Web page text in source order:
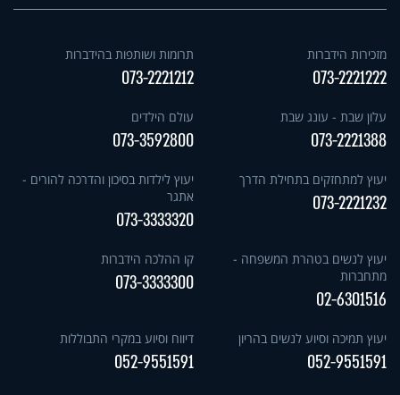
מזכירות הידברות
073-2221222
תרומות ושותפות בהידברות
073-2221212
עלון שבת - עונג שבת
073-2221388
עולם הילדים
073-3592800
יעוץ למתחזקים בתחילת הדרך
073-2221232
יעוץ לילדות בסיכון והדרכה להורים -
אתגר
073-3333320
יעוץ לנשים בטהרת המשפחה -
מתחברות
02-6301516
קו ההלכה הידברות
073-3333300
יעוץ תמיכה וסיוע לנשים בהריון
052-9551591
דיווח וסיוע במקרי התבוללות
052-9551591